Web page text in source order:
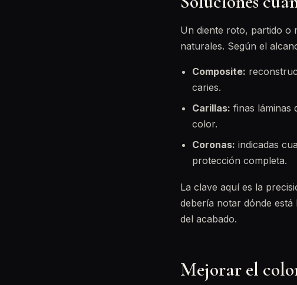
Un diente roto, partido o
naturales. Según el
Composite:
caries.
Carillas: finas láminas
color.
Coronas: indicadas
protección completa.
La clave aquí es la
debería notar dónde
del acabado.
Mejorar el